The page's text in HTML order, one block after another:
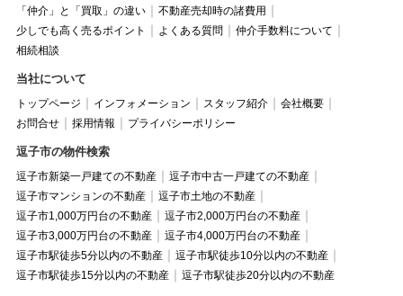
「仲介」と「買取」の違い
不動産売却時の諸費用
少しでも高く売るポイント
よくある質問
仲介手数料について
相続相談
当社について
トップページ インフォメーション スタッフ紹介
会社概要
お問合せ
採用情報 プライバシーポリシー
逗子市の物件検索
逗子市新築一戸建ての不動産
逗子市中古一戸建ての不動産
逗子市マンションの不動産
逗子市土地の不動産
逗子市1,000万円台の不動産
逗子市2,000万円台の不動産
逗子市3,000万円台の不動産
逗子市4,000万円台の不動産
逗子市駅徒歩5分以内の不動産
逗子市駅徒歩10分以内の不動産
逗子市駅徒歩15分以内の不動産
逗子市駅徒歩20分以内の不動産